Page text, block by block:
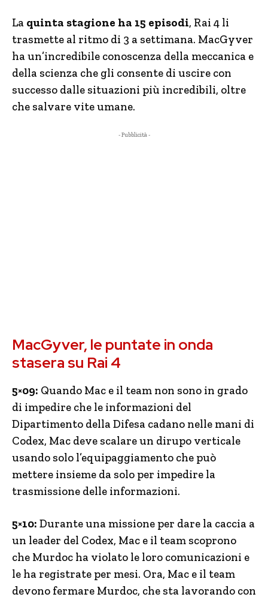
La quinta stagione ha 15 episodi, Rai 4 li
trasmette al ritmo di 3 a settimana. MacGyver
ha un’incredibile conoscenza della meccanica e
della scienza che gli consente di uscire con
successo dalle situazioni più incredibili, oltre
che salvare vite umane.
- Pubblicità -
MacGyver, le puntate in onda
stasera su Rai 4
5×09: Quando Mac e il team non sono in grado
di impedire che le informazioni del
Dipartimento della Difesa cadano nelle mani di
Codex, Mac deve scalare un dirupo verticale
usando solo l’equipaggiamento che può
mettere insieme da solo per impedire la
trasmissione delle informazioni.
5×10: Durante una missione per dare la caccia a
un leader del Codex, Mac e il team scoprono
che Murdoc ha violato le loro comunicazioni e
le ha registrate per mesi. Ora, Mac e il team
devono fermare Murdoc, che sta lavorando con